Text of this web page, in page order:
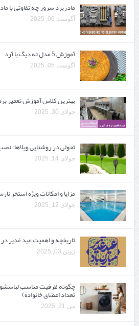
مادربرد سرور چه تفاوتی با
آگوست 06, 2025
آموزش 5 مدل ته دیگ با آرد
آگوست 05, 2025
بهترین کلاس آموزش تعمیر
جولای 30, 2025
تحولی در روشنایی ویلاها:
جولای 14, 2025
مزایا و امکانات ویژه استخر
جولای 12, 2025
تاریخچه و اهمیت عید غدیر
ژوئن 03, 2025
چگونه ظرفیت مناسب
تعداد اعضای خانواده)
می 31, 2025